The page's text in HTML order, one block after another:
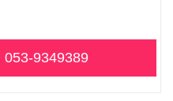
חדשה בחיפה עיסוי מקצועי
053-9349389